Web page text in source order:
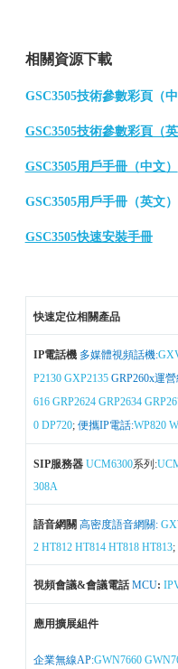
相關資源下載
GSC3505技術參數彩頁（中
GSC3505技術參數彩頁（英
GSC3505用戶手冊（中文）
GSC3505用戶手冊（英文）
GSC3505快速安裝手冊
快速定位相關產品
IP電話機 多媒體視頻話機:
P2130 GXP2135 GRP260x運
616 GRP2624 GRP2634
0 DP720; 便攜IP電話:WP820
SIP服務器 UCM6300系列:
308A
語音網關 高密度語音網關:
2 HT812 HT814 HT818 HT813;
視頻會議&會議電話MCU:
應用擴展組件
企業無線AP:GWN7660